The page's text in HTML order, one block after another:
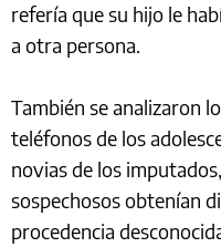
refería que su hijo le
a otra persona.
También se analizaron
teléfonos de los
novias de los
sospechosos obtenían
procedencia